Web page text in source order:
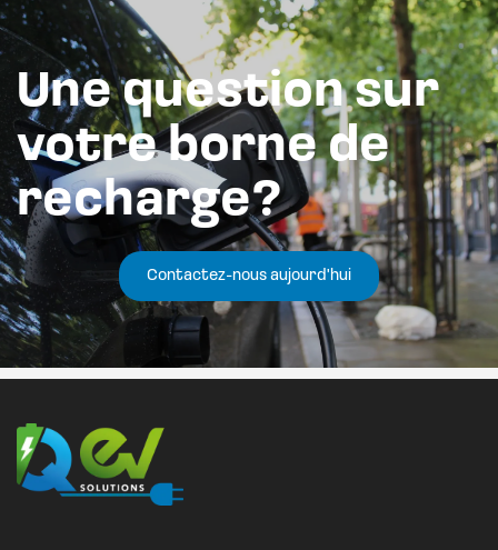
Une question sur
votre borne de
recharge?
Contactez-nous aujourd'hui